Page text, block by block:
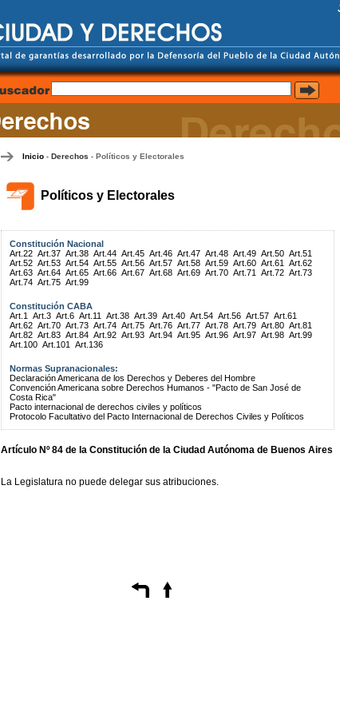
Inicio- Derechos - Políticos y Electorales
Políticos y Electorales
Constitución Nacional
Art.22 Art.37 Art.38 Art.44 Art.45 Art.46 Art.47 Art.48 Art.49 Art.50 Art.51
Art.52 Art.53 Art.54 Art.55 Art.56 Art.57 Art.58 Art.59 Art.60 Art.61
Art.62
Art.63 Art.64 Art.65 Art.66 Art.67 Art.68 Art.69 Art.70 Art.71 Art.72 Art.73
Art.74 Art.75 Art.99
Constitución CABA
Art.1
Art.3 Art.6 Art.11 Art.38 Art.39 Art.40 Art.54 Art.56 Art.57 Art.61
Art.62 Art.70 Art.73 Art.74 Art.75 Art.76 Art.77 Art.78 Art.79 Art.80 Art.81
Art.82 Art.83 Art.84 Art.92 Art.93 Art.94 Art.95 Art.96 Art.97 Art.98 Art.99
Art.100 Art.101 Art.136
Normas Supranacionales:
Declaración Americana de los Derechos y Deberes del Hombre
Convención Americana sobre Derechos Humanos - "Pacto de San José de
Costa Rica"
Pacto internacional de derechos civiles y políticos
Protocolo Facultativo del Pacto Internacional de Derechos Civiles y Políticos
Artículo Nº 84 de la Constituciónde la Ciudad Autónoma de Buenos Aires
La Legislatura no puede delegar sus atribuciones.